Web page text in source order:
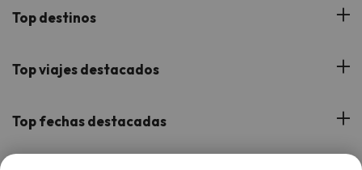
¿Quiénes somos?
Buscounchollo en los medios
Top destinos
Hoteles Andalucía
Hoteles Cataluña
Top viajes destacados
Viajes con Niños
Top fechas destacadas